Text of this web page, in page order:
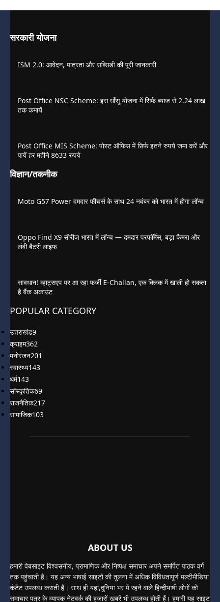
सरकारी योजना
ISM 2.0: आवेदन, पात्रता और सब्सिडी की पूरी जानकारी
Post Office NSC Scheme: इस धाँसू योजना में सिर्फ ब्याज से 2.24 लाख
तक कमायें
Post Office MIS Scheme: पोस्ट ऑफिस में सिर्फ इतने रुपये जमा करें और
पायें हर महीने 8633 रुपये
विज्ञान/तकनीक
Moto G57 Power दमदार फीचर्स के साथ 24 नवंबर को भारत में होगा लॉन्च
Oppo Find X9 सीरीज भारत में लॉन्च — दमदार परफॉर्मेंस, बड़ा कैमरा और
लंबी बैटरी लाइफ
सावधान! व्हाट्सएप पर आ रहा फर्जी E-Challan, एक क्लिक में खाली हो सकता
है बैंक अकाउंट
POPULAR CATEGORY
उत्तराखंड9
क्राइम362
मनोरंजन201
स्वास्थ्य143
धर्म143
सांस्कृतिक69
राजनैतिक217
सामाजिक103
ABOUT US
हमारी वेबसाइट विश्वसनीय, प्रामाणिक और निष्पक्ष समाचार अपने समर्पित पाठक वर्ग
तक पहुंचाती है। यह अन्य भाषाई साइटों की तुलना में अधिक विविधतापूर्ण मल्टीमीडिया
कंटेंट उपलब्ध कराती है। साथ ही यहां,दुनिया भर में रहने वाले हिन्दीभाषी लोगों को
समाचार पत्र के व्यापक नेटवर्क की हजारों खबरें भी उपलब्ध होती हैं। हमारी यह साइट